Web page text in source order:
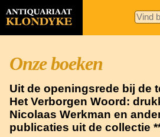
Onze boeken
Uit de openingsrede bij de
Het Verborgen Woord:
Nicolaas Werkman en
publicaties uit de collectie